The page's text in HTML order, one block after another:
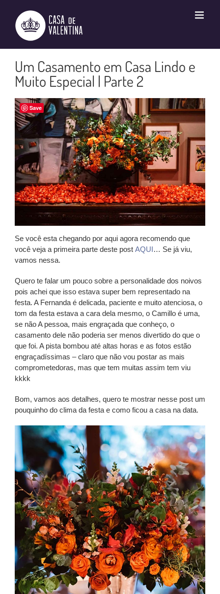
conteúdo
Um Casamento em Casa Lindo e
Muito Especial | Parte 2
Se você esta chegando por aqui agora recomendo que
você veja a primeira parte deste post AQUI… Se já viu,
vamos nessa.
Quero te falar um pouco sobre a personalidade dos noivos
pois achei que isso estava super bem representado na
festa. A Fernanda é delicada, paciente e muito atenciosa, o
tom da festa estava a cara dela mesmo, o Camillo é uma,
se não A pessoa, mais engraçada que conheço, o
casamento dele não poderia ser menos divertido do que o
que foi. A pista bombou até altas horas e as fotos estão
engraçadíssimas – claro que não vou postar as mais
comprometedoras, mas que tem muitas assim tem viu
kkkk
Bom, vamos aos detalhes, quero te mostrar nesse post um
pouquinho do clima da festa e como ficou a casa na data.
Save